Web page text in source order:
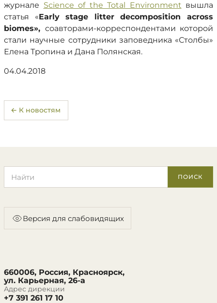
журнале Science of the Total Environment вышла
статья «Early stage litter decomposition
across
biomes», соавторами-корреспондентами которой
стали научные сотрудники заповедника «Столбы»
Елена Тропина и Дана Полянская.
04.04.2018
← К новостям
ПОИСК
Версия для слабовидящих
660006, Россия, Красноярск,
ул. Карьерная, 26-а
Адрес дирекции
+7 391 261 17 10